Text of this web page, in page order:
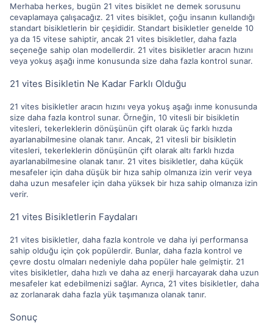
Merhaba herkes, bugün 21 vites bisiklet ne demek sorusunu
cevaplamaya çalışacağız. 21 vites bisiklet, çoğu insanın kullandığı
standart bisikletlerin bir çeşididir. Standart bisikletler genelde 10
ya da 15 vitese sahiptir, ancak 21 vites bisikletler, daha fazla
seçeneğe sahip olan modellerdir. 21 vites bisikletler aracın hızını
veya yokuş aşağı inme konusunda size daha fazla kontrol sunar.
21 vites Bisikletin Ne Kadar Farklı Olduğu
21 vites bisikletler aracın hızını veya yokuş aşağı inme konusunda
size daha fazla kontrol sunar. Örneğin, 10 vitesli bir bisikletin
vitesleri, tekerleklerin dönüşünün çift olarak üç farklı hızda
ayarlanabilmesine olanak tanır. Ancak, 21 vitesli bir bisikletin
vitesleri, tekerleklerin dönüşünün çift olarak altı farklı hızda
ayarlanabilmesine olanak tanır. 21 vites bisikletler, daha küçük
mesafeler için daha düşük bir hıza sahip olmanıza izin verir veya
daha uzun mesafeler için daha yüksek bir hıza sahip olmanıza izin
verir.
21 vites Bisikletlerin Faydaları
21 vites bisikletler, daha fazla kontrole ve daha iyi performansa
sahip olduğu için çok popülerdir. Bunlar, daha fazla kontrol ve
çevre dostu olmaları nedeniyle daha popüler hale gelmiştir. 21
vites bisikletler, daha hızlı ve daha az enerji harcayarak daha uzun
mesafeler kat edebilmenizi sağlar. Ayrıca, 21 vites bisikletler, daha
az zorlanarak daha fazla yük taşımanıza olanak tanır.
Sonuç